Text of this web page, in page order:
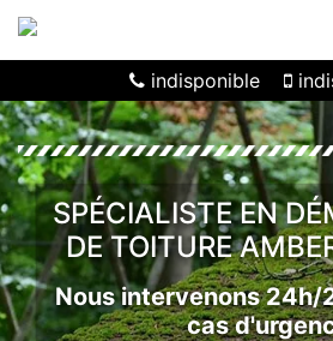
indisponible
SPÉCIALISTE EN
DE TOITURE
Nous intervenons 24h/
cas